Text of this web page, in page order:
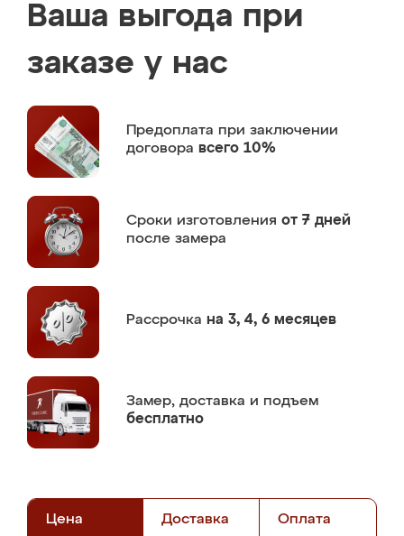
Ваша выгода при
заказе у нас
Предоплата при заключении
договора всего 10%
Сроки изготовления от 7 дней
после замера
Рассрочка на 3, 4, 6 месяцев
Замер, доставка и подъем
бесплатно
Цена Доставка Оплата